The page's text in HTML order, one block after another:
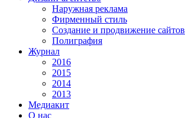
Наружная реклама
Фирменный стиль
Создание и продвижение сайтов
Полиграфия
Журнал
2016
2015
2014
2013
Медиакит
О нас